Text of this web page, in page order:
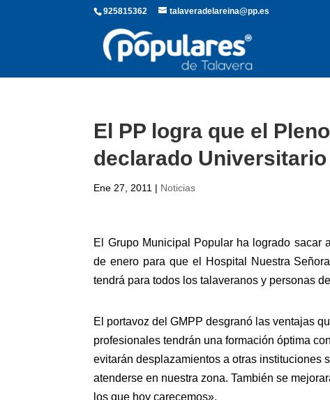
925815362 talaveradelareina@pp.es
El PP logra que el
declarado Universitario
Ene 27, 2011 | Noticias
El Grupo Municipal Popular ha logrado
de enero para que el Hospital Nuestra
tendrá para todos los talaveranos y personas
El portavoz del GMPP desgranó las ventajas
profesionales tendrán una formación óptima
evitarán desplazamientos a otras instituciones
atenderse en nuestra zona. También se
los que hoy carecemos».